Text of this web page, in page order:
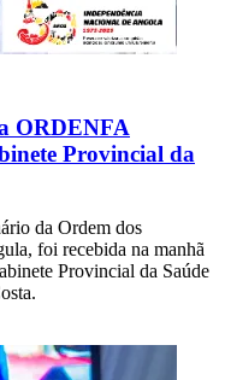
ORDENFA
Provincial da
da Ordem dos
foi recebida na manhã
Provincial da Saúde